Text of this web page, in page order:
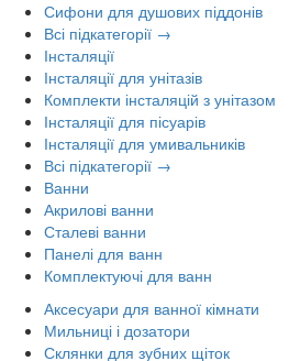
Сифони для душових піддонів
Всі підкатегорії →
Інсталяції
Інсталяції для унітазів
Комплекти інсталяцій з унітазом
Інсталяції для пісуарів
Інсталяції для умивальників
Всі підкатегорії →
Ванни
Акрилові ванни
Сталеві ванни
Панелі для ванн
Комплектуючі для ванн
Аксесуари для ванної кімнати
Мильниці і дозатори
Склянки для зубних щіток